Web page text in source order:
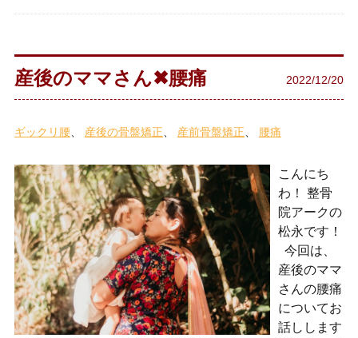
産後のママさん✖︎腰痛 2022/12/20
ギックリ腰 産後の骨盤矯正 産前骨盤矯正 腰痛
こんにち
わ！ 整骨
院アークの
松永です！
今回は、
産後のママ
さんの腰痛
についてお
話しします